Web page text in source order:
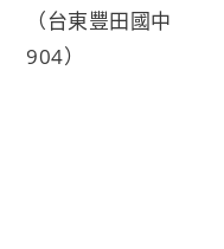
（台東豐田國中
904）